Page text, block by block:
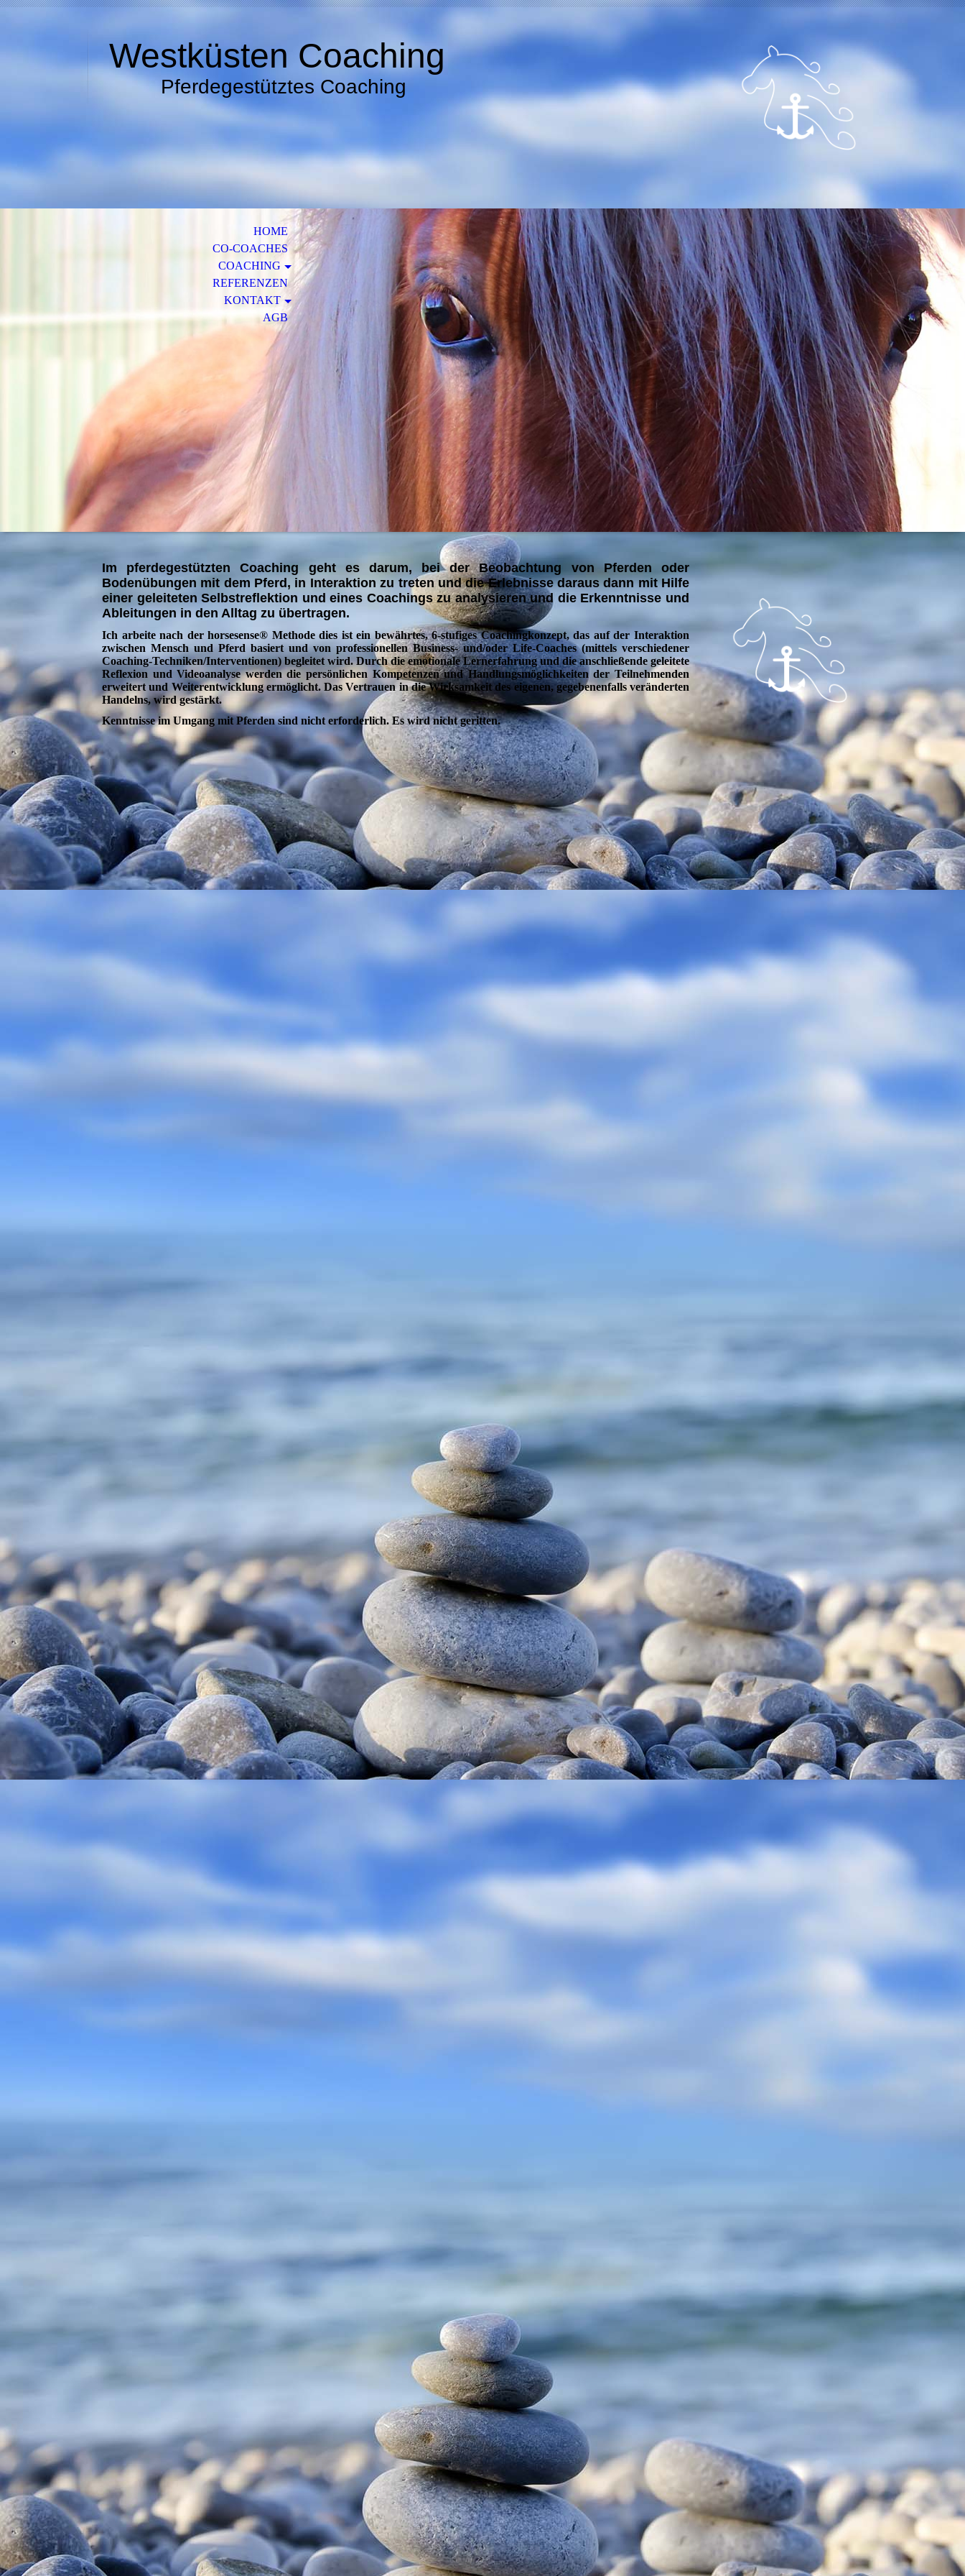
Westküsten Coaching
Pferdegestütztes Coaching
HOME
CO-COACHES
COACHING
REFERENZEN
KONTAKT
AGB
Im pferdegestützten Coaching geht es darum, bei der Beobachtung von Pferden oder
Bodenübungen mit dem Pferd, in Interaktion zu treten und die Erlebnisse daraus dann mit Hilfe
einer geleiteten Selbstreflektion und eines Coachings zu analysieren und die Erkenntnisse und
Ableitungen in den Alltag zu übertragen.
Ich arbeite nach der horsesense® Methode dies ist ein bewährtes, 6-stufiges Coachingkonzept, das auf der Interaktion
zwischen Mensch und Pferd basiert und von professionellen Business- und/oder Life-Coaches (mittels verschiedener
Coaching-Techniken/Interventionen) begleitet wird. Durch die emotionale Lernerfahrung und die anschließende geleitete
Reflexion und Videoanalyse werden die persönlichen Kompetenzen und Handlungsmöglichkeiten der Teilnehmenden
erweitert und Weiterentwicklung ermöglicht. Das Vertrauen in die Wirksamkeit des eigenen, gegebenenfalls veränderten
Handelns, wird gestärkt.
Kenntnisse im Umgang mit Pferden sind nicht erforderlich. Es wird nicht geritten.